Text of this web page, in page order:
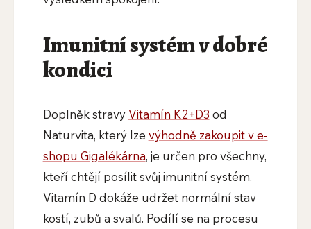
Imunitní systém v dobré
kondici
Doplněk stravyVitamín K2+D3 od
Naturvita, který lze výhodně zakoupit v e-
shopu Gigalékárna, je určen pro všechny,
kteří chtějí posílit svůj imunitní systém.
Vitamín D dokáže udržet normální stav
kostí, zubů a svalů. Podílí se na procesu